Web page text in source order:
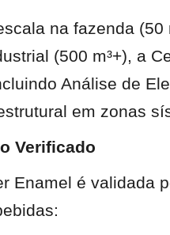
na fazenda (50
(500 m³+), a
Análise de
em zonas
Verificado
Enamel é validada